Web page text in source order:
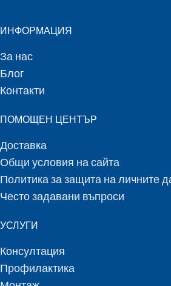
ИНФОРМАЦИЯ
За нас
Блог
Контакти
ПОМОЩЕН ЦЕНТЪР
Доставка
Общи условия на сайта
Политика за защита на личните
Често задавани въпроси
УСЛУГИ
Консултация
Профилактика